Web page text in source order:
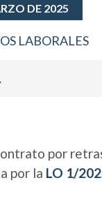
DE 2025
LABORALES
por
por la LO 1/